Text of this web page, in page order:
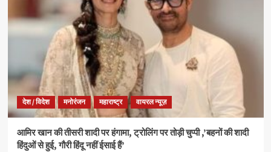
देश / विदेश मनोरंजन महाराष्ट्र वायरल न्यूज़
आमिर खान की तीसरी शादी पर हंगामा, ट्रोलिंग पर तोड़ी चुप्पी ,’बहनों की शादी
हिंदुओं से हुई, गौरी हिंदू नहीं ईसाई हैं’